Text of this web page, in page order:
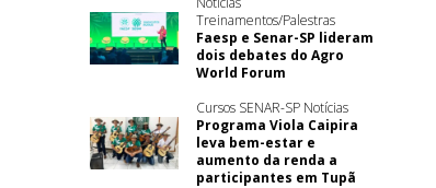
Treinamentos/Palestras
Faesp e Senar-SP lideram
dois debates do Agro
World Forum
Cursos SENAR-SP Notícias
Programa Viola Caipira
leva bem-estar e
aumento da renda a
participantes em Tupã